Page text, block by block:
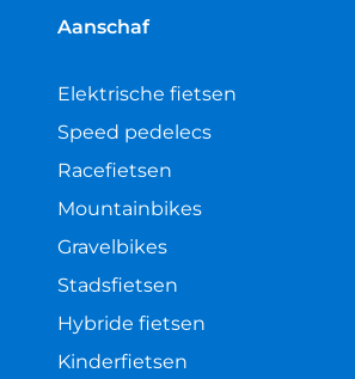
Aanschaf
Elektrische fietsen
Speed pedelecs
Racefietsen
Mountainbikes
Gravelbikes
Stadsfietsen
Hybride fietsen
Kinderfietsen